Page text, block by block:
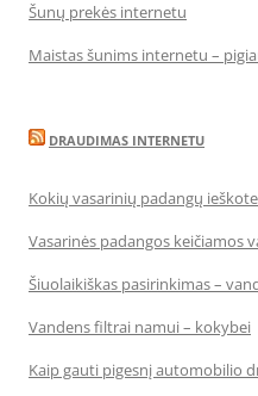
Šunų prekės internetu
Maistas šunims internetu –
DRAUDIMAS INTERNETU
Kokių vasarinių padangų
Vasarinės padangos keičiamos
Šiuolaikiškas pasirinkimas –
Vandens filtrai namui – kokybei
Kaip gauti pigesnį automobilio